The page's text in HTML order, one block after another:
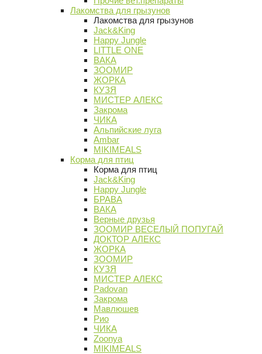
Лакомства для грызунов
Лакомства для грызунов
Jack&King
Happy Jungle
LITTLE ONE
ВАКА
ЗООМИР
ЖОРКА
КУЗЯ
МИСТЕР АЛЕКС
Закрома
ЧИКА
Альпийские луга
Ambar
MIKIMEALS
Корма для птиц
Корма для птиц
Jack&King
Happy Jungle
БРАВА
ВАКА
Верные друзья
ЗООМИР ВЕСЕЛЫЙ ПОПУГАЙ
ДОКТОР АЛЕКС
ЖОРКА
ЗООМИР
КУЗЯ
МИСТЕР АЛЕКС
Padovan
Закрома
Мавлюшев
Рио
ЧИКА
Zoonya
MIKIMEALS